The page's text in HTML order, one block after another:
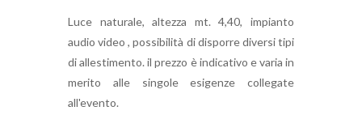
Luce naturale, altezza mt. 4,40, impianto
audio video , possibilità di disporre diversi tipi
di allestimento. il prezzo è indicativo e varia in
merito alle singole esigenze collegate
all'evento.